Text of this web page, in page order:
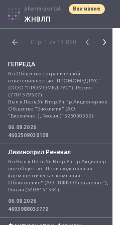
pharm-portal Внимание
ЖНВЛП
Стр. 1 из 13 850
ГЕПРЕДА
Вл.Общество с ограниченной
ответственностью "ПРОМОМЕД РУС"
(ООО "ПРОМОМЕД РУС"), Россия
(7701379527);
Вып.к.Перв.Уп.Втор.Уп.Пр.Акционерное
Общество "Биохимик" (АО
"Биохимик"), Россия (1325030352);
06.08.2026
4602509030128
Лизиноприл Реневал
Вл.Вып.к.Перв.Уп.Втор.Уп.Пр.Акционер
ное общество "Производственная
фармацевтическая компания
Обновление" (АО "ПФК Обновление"),
Россия (5408151534);
06.08.2026
4603988035772